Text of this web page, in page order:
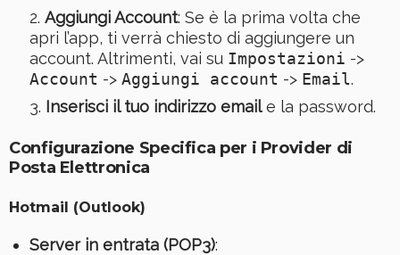
Aggiungi Account: Se è la prima volta che
apri l’app, ti verrà chiesto di aggiungere un
account. Altrimenti, vai su Impostazioni ->
Account -> Aggiungi account -> Email.
Inserisci il tuo indirizzo emaile la password.
Configurazione Specifica per i Provider di
Posta Elettronica
Hotmail (Outlook)
Server in entrata (POP3):